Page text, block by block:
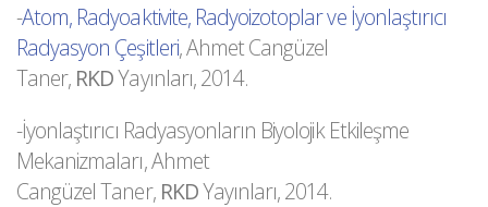
-Atom, Radyoaktivite, Radyoizotoplar ve İyonlaştırıcı
Radyasyon Çeşitleri, Ahmet Cangüzel
Taner, RKDYayınları, 2014.
-İyonlaştırıcı Radyasyonların Biyolojik Etkileşme
Mekanizmaları, Ahmet
Cangüzel Taner, RKDYayınları, 2014.